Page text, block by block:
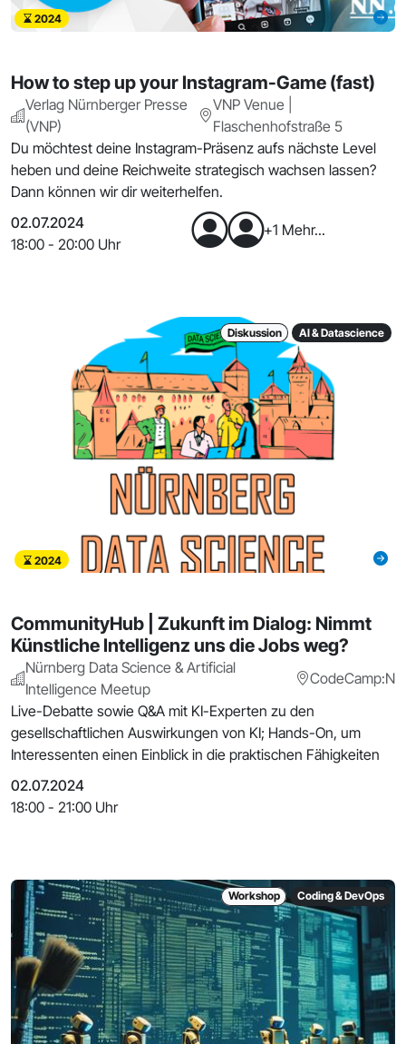
2024
How to step up your Instagram-Game (fast)
Verlag Nürnberger Presse
(VNP)
VNP Venue |
Flaschenhofstraße 5
Du möchtest deine Instagram-Präsenz aufs nächste Level
heben und deine Reichweite strategisch wachsen lassen?
Dann können wir dir weiterhelfen.
02.07.2024
18:00 - 20:00 Uhr
+1 Mehr...
Diskussion AI & Datascience
2024
CommunityHub | Zukunft im Dialog: Nimmt
Künstliche Intelligenz uns die Jobs weg?
Nürnberg Data Science & Artificial
Intelligence Meetup
CodeCamp:N
Live-Debatte sowie Q&A mit KI-Experten zu den
gesellschaftlichen Auswirkungen von KI; Hands-On, um
Interessenten einen Einblick in die praktischen Fähigkeiten
02.07.2024
18:00 - 21:00 Uhr
Workshop Coding & DevOps